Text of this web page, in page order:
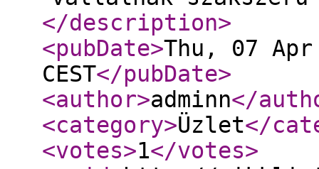
</description>
<pubDate>Thu, 07
CEST</pubDate>
<author>adminn</
<category>Üzlet</
<votes>1</votes>